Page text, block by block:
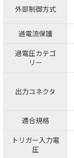
外部制御方式
過電流保護
過電圧カテゴ
リー
出力コネクタ
適合規格
トリガー入力電
圧